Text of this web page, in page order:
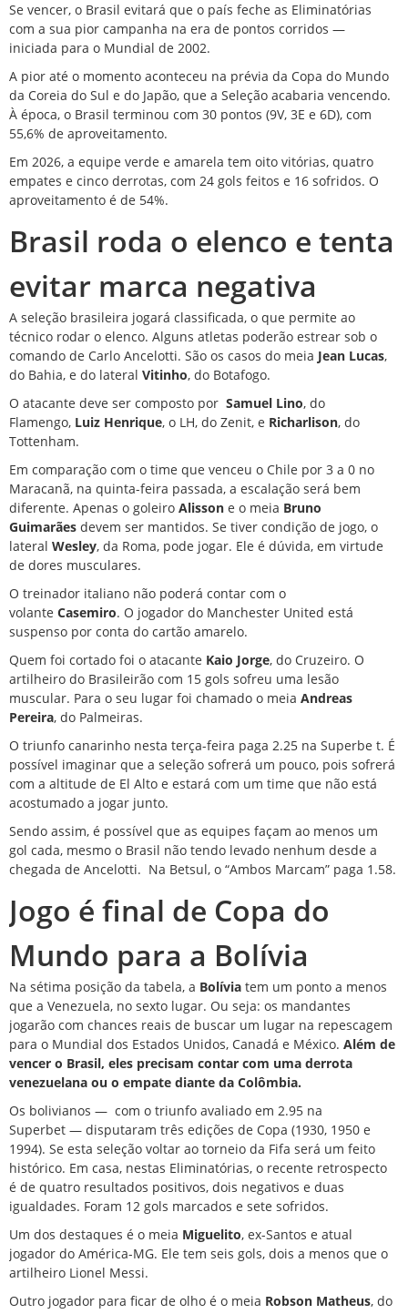
Se vencer, o Brasil evitará que o país feche as Eliminatórias
com a sua pior campanha na era de pontos corridos —
iniciada para o Mundial de 2002.
A pior até o momento aconteceu na prévia da Copa do Mundo
da Coreia do Sul e do Japão, que a Seleção acabaria vencendo.
À época, o Brasil terminou com 30 pontos (9V, 3E e 6D), com
55,6% de aproveitamento.
Em 2026, a equipe verde e amarela tem oito vitórias, quatro
empates e cinco derrotas, com 24 gols feitos e 16 sofridos. O
aproveitamento é de 54%.
Brasil roda o elenco e tenta
evitar marca negativa
A seleção brasileira jogará classificada, o que permite ao
técnico rodar o elenco. Alguns atletas poderão estrear sob o
comando de Carlo Ancelotti. São os casos do meia Jean Lucas,
do Bahia, e do lateral Vitinho, do Botafogo.
O atacante deve ser composto por Samuel Lino, do
Flamengo, Luiz Henrique, o LH, do Zenit, e Richarlison, do
Tottenham.
Em comparação com o time que venceu o Chile por 3 a 0 no
Maracanã, na quinta-feira passada, a escalação será bem
diferente. Apenas o goleiro Alisson e o meia Bruno
Guimarães devem ser mantidos. Se tiver condição de jogo, o
lateral Wesley, da Roma, pode jogar. Ele é dúvida, em virtude
de dores musculares.
O treinador italiano não poderá contar com o
volante Casemiro. O jogador do Manchester United está
suspenso por conta do cartão amarelo.
Quem foi cortado foi o atacante Kaio Jorge, do Cruzeiro. O
artilheiro do Brasileirão com 15 gols sofreu uma lesão
muscular. Para o seu lugar foi chamado o meia Andreas
Pereira, do Palmeiras.
O triunfo canarinho nesta terça-feira paga 2.25 na Superbe t. É
possível imaginar que a seleção sofrerá um pouco, pois sofrerá
com a altitude de El Alto e estará com um time que não está
acostumado a jogar junto.
Sendo assim, é possível que as equipes façam ao menos um
gol cada, mesmo o Brasil não tendo levado nenhum desde a
chegada de Ancelotti. Na Betsul, o “Ambos Marcam” paga 1.58.
Jogo é final de Copa do
Mundo para a Bolívia
Na sétima posição da tabela, a Bolívia tem um ponto a menos
que a Venezuela, no sexto lugar. Ou seja: os mandantes
jogarão com chances reais de buscar um lugar na repescagem
para o Mundial dos Estados Unidos, Canadá e México. Além de
vencer o Brasil, eles precisam contar com uma derrota
venezuelana ou o empate diante da Colômbia.
Os bolivianos — com o triunfo avaliado em 2.95 na
Superbet — disputaram três edições de Copa (1930, 1950 e
1994). Se esta seleção voltar ao torneio da Fifa será um feito
histórico. Em casa, nestas Eliminatórias, o recente retrospecto
é de quatro resultados positivos, dois negativos e duas
igualdades. Foram 12 gols marcados e sete sofridos.
Um dos destaques é o meia Miguelito, ex-Santos e atual
jogador do América-MG. Ele tem seis gols, dois a menos que o
artilheiro Lionel Messi.
Outro jogador para ficar de olho é o meia Robson Matheus, do